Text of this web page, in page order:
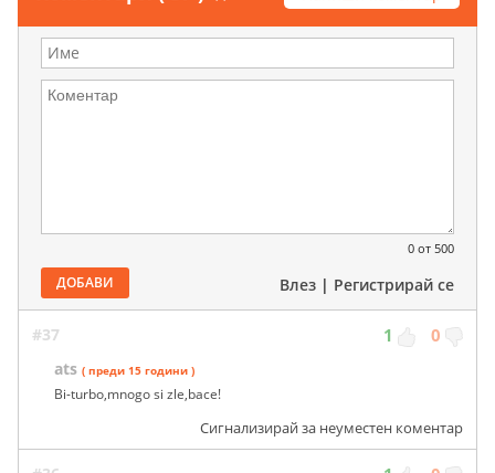
0 от 500
ДОБАВИ Влез | Регистрирай се
#37 1 0
ats ( преди 15 години )
Bi-turbo,mnogo si zle,bace!
Сигнализирай за неуместен коментар